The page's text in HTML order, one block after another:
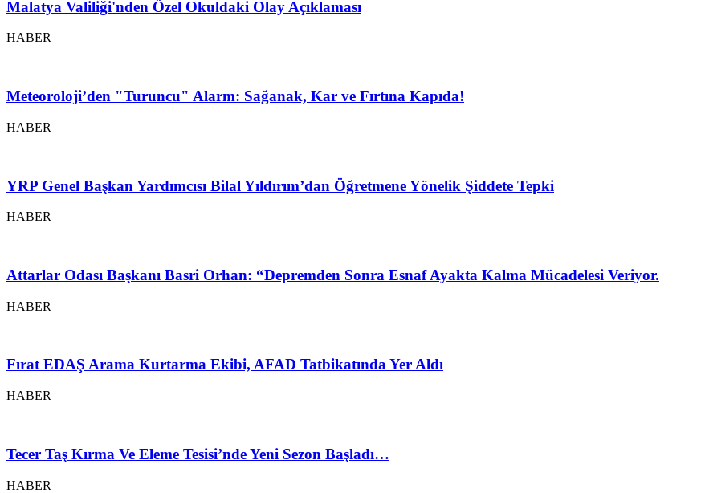
Malatya Valiliği'nden Özel Okuldaki Olay Açıklaması
HABER
Meteoroloji’den "Turuncu" Alarm: Sağanak, Kar ve Fırtına Kapıda!
HABER
YRP Genel Başkan Yardımcısı Bilal Yıldırım’dan Öğretmene Yönelik Şiddete Tepki
HABER
Attarlar Odası Başkanı Basri Orhan: “Depremden Sonra Esnaf Ayakta Kalma Mücadelesi Veriyor.
HABER
Fırat EDAŞ Arama Kurtarma Ekibi, AFAD Tatbikatında Yer Aldı
HABER
Tecer Taş Kırma Ve Eleme Tesisi’nde Yeni Sezon Başladı…
HABER